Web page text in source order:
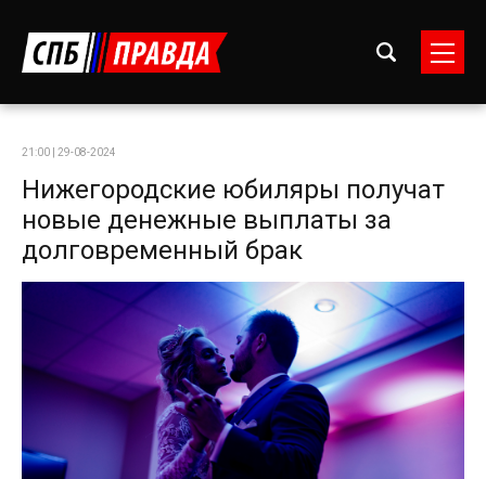
21:00 | 29-08-2024
Нижегородские юбиляры получат
новые денежные выплаты за
долговременный брак